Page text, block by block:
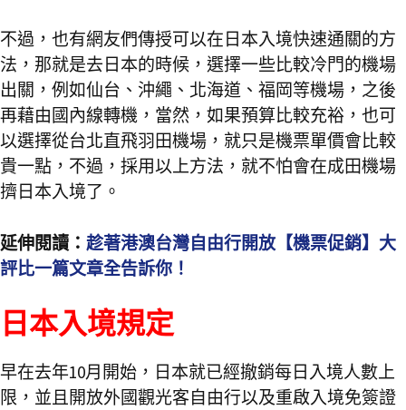
不過，也有網友們傳授可以在日本入境快速通關的方
法，那就是去日本的時候，選擇一些比較冷門的機場
出關，例如仙台、沖繩、北海道、福岡等機場，之後
再藉由國內線轉機，當然，如果預算比較充裕，也可
以選擇從台北直飛羽田機場，就只是機票單價會比較
貴一點，不過，採用以上方法，就不怕會在成田機場
擠日本入境了。
延伸閱讀： 趁著港澳台灣自由行開放【機票促銷】大
評比一篇文章全告訴你！
日本入境規定
早在去年10月開始，日本就已經撤銷每日入境人數上
限，並且開放外國觀光客自由行以及重啟入境免簽證